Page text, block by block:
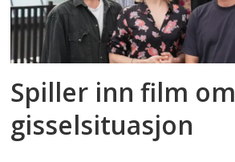
Spiller inn film om
gisselsituasjon